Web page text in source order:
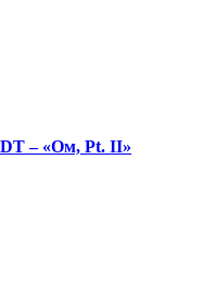
– «Ом, Pt. II»